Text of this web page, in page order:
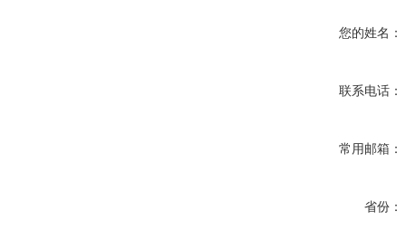
您的姓名：
联系电话：
常用邮箱：
省份：